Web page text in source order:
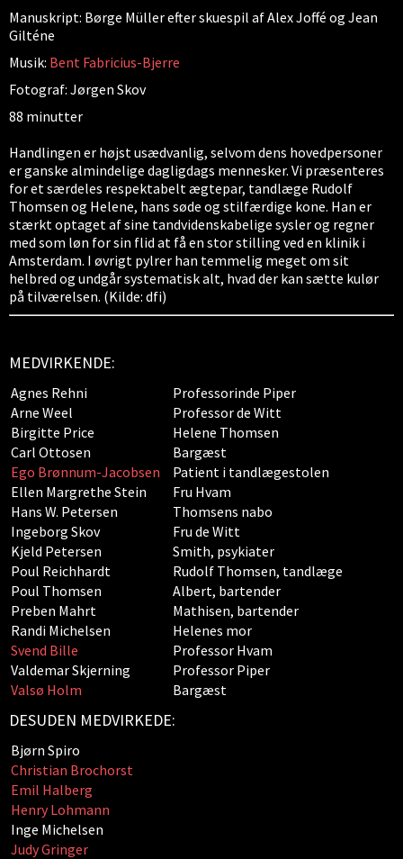
Manuskript: Børge Müller efter skuespil af Alex Joffé og Jean
Gilténe
Musik: Bent Fabricius-Bjerre
Fotograf: Jørgen Skov
88 minutter
Handlingen er højst usædvanlig, selvom dens hovedpersoner
er ganske almindelige dagligdags mennesker. Vi præsenteres
for et særdeles respektabelt ægtepar, tandlæge Rudolf
Thomsen og Helene, hans søde og stilfærdige kone. Han er
stærkt optaget af sine tandvidenskabelige sysler og regner
med som løn for sin flid at få en stor stilling ved en klinik i
Amsterdam. I øvrigt pylrer han temmelig meget om sit
helbred og undgår systematisk alt, hvad der kan sætte kulør
på tilværelsen. (Kilde: dfi)
MEDVIRKENDE:
Agnes Rehni
Professorinde Piper
Arne Weel
Professor de Witt
Birgitte Price
Helene Thomsen
Carl Ottosen
Bargæst
Ego Brønnum-Jacobsen
Patient i tandlægestolen
Ellen Margrethe Stein
Fru Hvam
Hans W. Petersen
Thomsens nabo
Ingeborg Skov
Fru de Witt
Kjeld Petersen
Smith, psykiater
Poul Reichhardt
Rudolf Thomsen, tandlæge
Poul Thomsen
Albert, bartender
Preben Mahrt
Mathisen, bartender
Randi Michelsen
Helenes mor
Svend Bille
Professor Hvam
Valdemar Skjerning
Professor Piper
Valsø Holm
Bargæst
DESUDEN MEDVIRKEDE:
Bjørn Spiro
Christian Brochorst
Emil Halberg
Henry Lohmann
Inge Michelsen
Judy Gringer